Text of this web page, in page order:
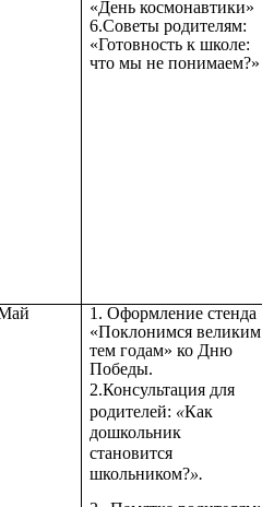
«День космонавтики»
6.Советы родителям:
«Готовность к школе:
что мы не понимаем?»
1. Оформление стенда
«Поклонимся великим
тем годам» ко Дню
Победы.
2.Консультация для
родителей: «Как
дошкольник
становится
школьником?».